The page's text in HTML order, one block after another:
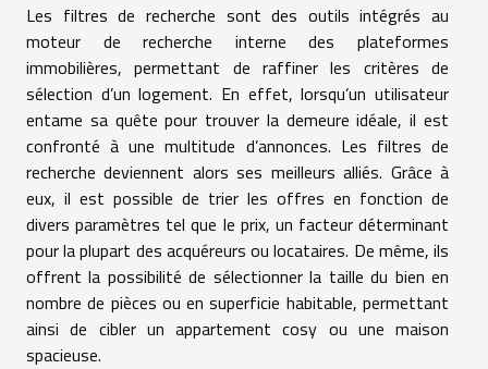
Les filtres de recherche sont des outils intégrés au
moteur de recherche interne des plateformes
immobilières, permettant de raffiner les critères de
sélection d’un logement. En effet, lorsqu’un utilisateur
entame sa quête pour trouver la demeure idéale, il est
confronté à une multitude d’annonces. Les filtres de
recherche deviennent alors ses meilleurs alliés. Grâce à
eux, il est possible de trier les offres en fonction de
divers paramètres tel que le prix, un facteur déterminant
pour la plupart des acquéreurs ou locataires. De même, ils
offrent la possibilité de sélectionner la taille du bien en
nombre de pièces ou en superficie habitable, permettant
ainsi de cibler un appartement cosy ou une maison
spacieuse.